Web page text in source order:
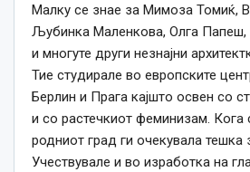
Малку се знае за Мимоза Томиќ,
Љубинка Маленкова, Олга Папеш,
и многуте други незнајни
Тие студирале во европските
Берлин и Прага кајшто освен со
и со растечкиот феминизам. Кога
родниот град ги очекувала тешка
Учествувале и во изработка на